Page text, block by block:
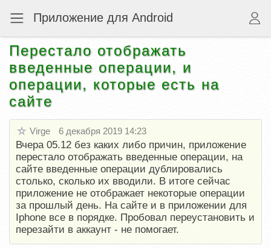
Приложение для Android
Перестало отображать
введенные операции, и
операции, которые есть на
сайте
Virge 6 декабря 2019 14:23
Вчера 05.12 без каких либо причин, приложение
перестало отображать введенные операции, на
сайте введенные операции дублировались
столько, сколько их вводили. В итоге сейчас
приложение не отображает некоторые операции
за прошлый день. На сайте и в приложении для
Iphone все в порядке. Пробовал переустановить и
перезайти в аккаунт - не помогает.